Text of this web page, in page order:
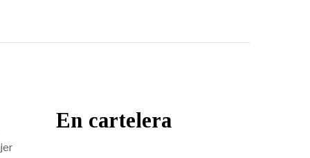
En cartelera